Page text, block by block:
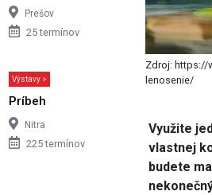
Prešov
25 termínov
Výstavy >
Príbeh
Nitra
225 termínov
Zdroj: https://
lenosenie/
Využite
vlastnej
budete